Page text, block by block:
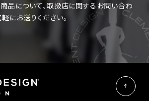
品について、取扱店に関するお問い合わ
にお送りください。